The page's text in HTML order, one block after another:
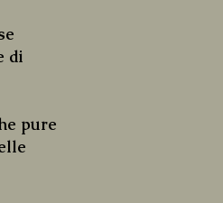
di
pure